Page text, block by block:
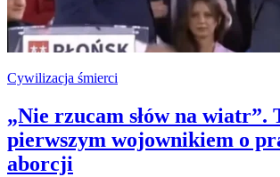
Cywilizacja śmierci
„Nie rzucam słów na wiatr”.
pierwszym wojownikiem o
aborcji